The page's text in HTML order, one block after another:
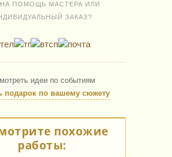
ПОМОЩЬ МАСТЕРА ИЛИ
ЗАКАЗ?
идеи по событиям
подарок по вашему сюжету
похожие
работы: